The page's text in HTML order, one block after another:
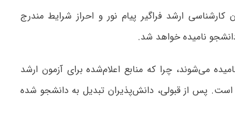
ارشد فراگیر پیام نور و احراز شرایط مندرج
نامیده خواهد شد.
می‌شوند، چرا که منابع اعلام‌شده برای آزمون ارشد
است. پس از قبولی، دانش‌پذیران تبدیل به دانشجو شده